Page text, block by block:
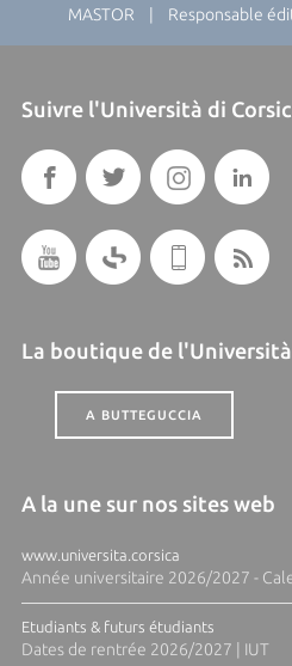
MASTOR | Responsable
Suivre l'Università di
La boutique de l'Università
A BUTTEGUCCIA
A la une sur nos sites web
www.universita.corsica
Année universitaire 2026/2027 -
Etudiants & futurs étudiants
Dates de rentrée 2026/2027 | IUT